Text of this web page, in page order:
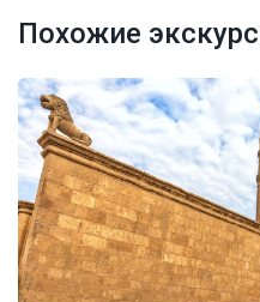
Похожие